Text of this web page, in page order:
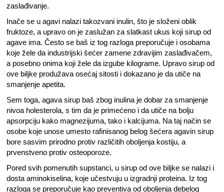
zaslađivanje.
Inače se u agavi nalazi takozvani inulin, što je složeni oblik
fruktoze, a upravo on je zaslužan za slatkast ukus koji sirup od
agave ima. Često se baš iz tog razloga preporučuje i osobama
koje žele da industrijski šećer zamene zdravijim zaslađivačem,
a posebno onima koji žele da izgube kilograme. Upravo sirup od
ove biljke produžava osećaj sitosti i dokazano je da utiče na
smanjenje apetita.
Sem toga, agava sirup baš zbog inulina je dobar za smanjenje
nivoa holesterola, s tim da je primećeno i da utiče na bolju
apsorpciju kako magnezijuma, tako i kalcijuma. Na taj način se
osobe koje unose umesto rafinisanog belog šećera agavin sirup
bore sasvim prirodno protiv različitih oboljenja kostiju, a
prvenstveno protiv osteoporoze.
Pored svih pomenutih supstanci, u sirup od ove biljke se nalazi i
dosta aminokiselina, koje učestvuju u izgradnji proteina. Iz tog
razloga se preporučuje kao preventiva od oboljenja debelog